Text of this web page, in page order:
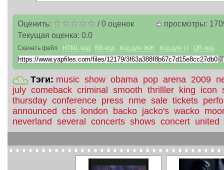
Оценить: /0оценок
Текущая оценка: 0.0
просмотры:
Скачать файл HTML код BB-код Код для ЖЖ Код для LI QR-код
Тэги: music show obama pop arena 2009
july comeback criminal smooth thrilller king icon
thursday conference press nme sale tickets
announced cbs london backo jacko's wacko
neverland several concerts shows concert united